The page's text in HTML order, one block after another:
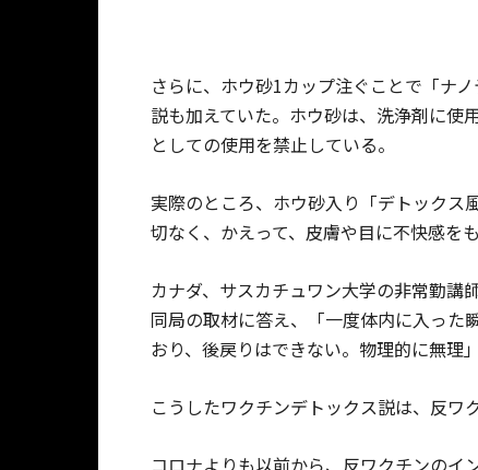
さらに、ホウ砂1カップ注ぐことで「ナ
説も加えていた。ホウ砂は、洗浄剤に使
としての使用を禁止している。
実際のところ、ホウ砂入り「デトックス
切なく、かえって、皮膚や目に不快感を
カナダ、サスカチュワン大学の非常勤講
同局の取材に答え、「一度体内に入った
おり、後戻りはできない。物理的に無理
こうしたワクチンデトックス説は、反ワ
コロナよりも以前から、反ワクチンのイ